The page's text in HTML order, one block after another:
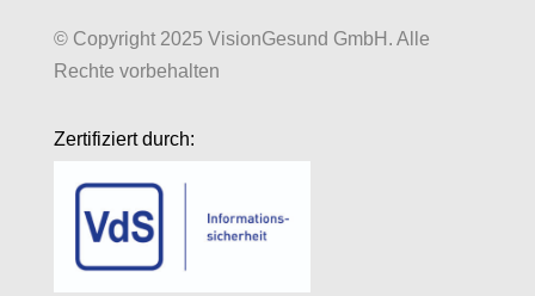
© Copyright 2025 VisionGesund GmbH. Alle
Rechte vorbehalten
Zertifiziert durch: